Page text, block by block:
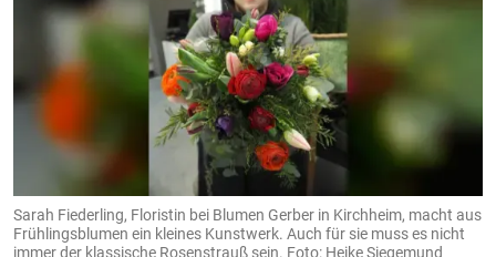
Sarah Fiederling, Floristin bei Blumen Gerber in Kirchheim, macht aus
Frühlingsblumen ein kleines Kunstwerk. Auch für sie muss es nicht
immer der klassische Rosenstrauß sein. Foto: Heike Siegemund